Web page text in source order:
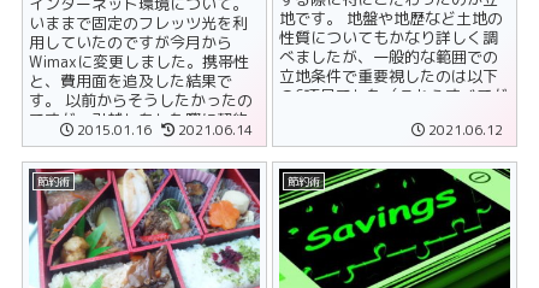
いままで固定のフレッツ光を利
用していたのですが今月から
Wimaxに変更しました。携帯性
と、費用面を追及した結果で
す。 以前からそうしたかったの
ですが、引越しをした際に契約
したNTTが2年縛り（縛りという
か初回工......
2015.01.16 2021.06.14
地です。 地盤や地歴など土地の
性質についてもかなり詳しく調
べましたが、一般的な範囲での
立地条件で重要視したのは以下
の6項目でした（これらすべてが
2021.06.12
節約術 節約術